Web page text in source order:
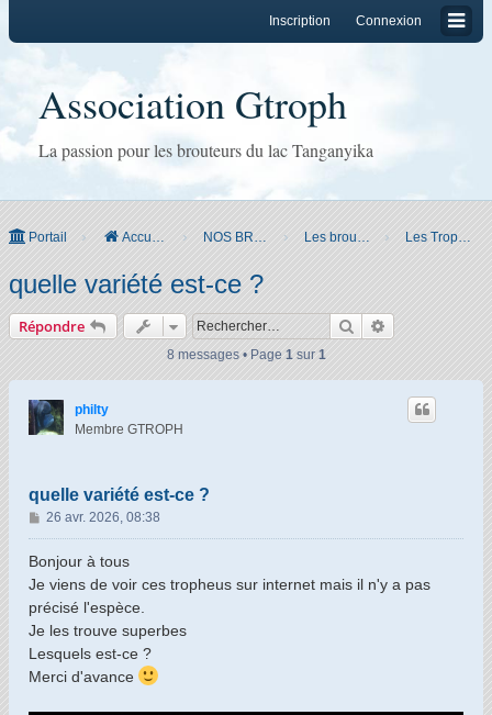
Connexion
Inscription
Association Gtroph
La passion pour les brouteurs du lac Tanganyika
Portail Accueil du forum NOS BROUTEURS & CO Les brouteurs Les Tropheus
quelle variété est-ce ?
Répondre Rechercher
8 messages • Page 1sur 1
philty
Membre GTROPH
quelle variété est-ce ?
M
e
s
g
e
26 avr. 2026, 08:38
Bonjour à tous
Je viens de voir ces tropheus sur internet mais il n'y a pas
précisé l'espèce.
Je les trouve superbes
Lesquels est-ce ?
Merci d'avance